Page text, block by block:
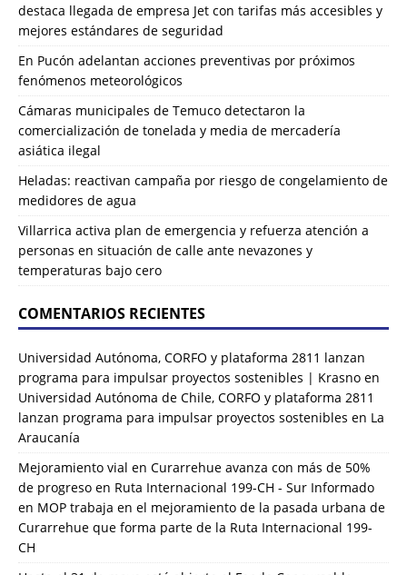
destaca llegada de empresa Jet con tarifas más accesibles y
mejores estándares de seguridad
En Pucón adelantan acciones preventivas por próximos
fenómenos meteorológicos
Cámaras municipales de Temuco detectaron la
comercialización de tonelada y media de mercadería
asiática ilegal
Heladas: reactivan campaña por riesgo de congelamiento de
medidores de agua
Villarrica activa plan de emergencia y refuerza atención a
personas en situación de calle ante nevazones y
temperaturas bajo cero
COMENTARIOS RECIENTES
Universidad Autónoma, CORFO y plataforma 2811 lanzan
programa para impulsar proyectos sostenibles | Krasno en
Universidad Autónoma de Chile, CORFO y plataforma 2811
lanzan programa para impulsar proyectos sostenibles en La
Araucanía
Mejoramiento vial en Curarrehue avanza con más de 50%
de progreso en Ruta Internacional 199-CH - Sur Informado
en MOP trabaja en el mejoramiento de la pasada urbana de
Curarrehue que forma parte de la Ruta Internacional 199-
CH